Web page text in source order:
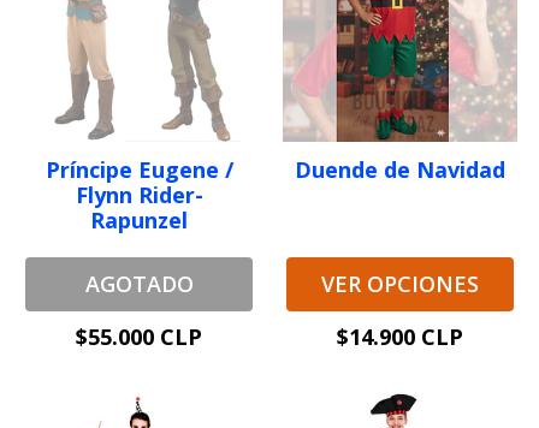
Príncipe Eugene /
Flynn Rider-
Rapunzel
AGOTADO
$55.000 CLP
Duende de Navidad
VER OPCIONES
$14.900 CLP